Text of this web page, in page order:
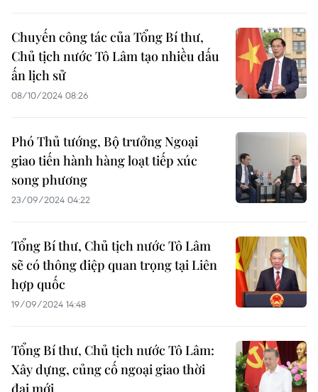
Chuyến công tác của Tổng Bí thư,
Chủ tịch nước Tô Lâm tạo nhiều dấu
ấn lịch sử
08/10/2024 08:26
Phó Thủ tướng, Bộ trưởng Ngoại
giao tiến hành hàng loạt tiếp xúc
song phương
23/09/2024 04:22
Tổng Bí thư, Chủ tịch nước Tô Lâm
sẽ có thông điệp quan trọng tại Liên
hợp quốc
19/09/2024 14:48
Tổng Bí thư, Chủ tịch nước Tô Lâm:
Xây dựng, củng cố ngoại giao thời
đại mới